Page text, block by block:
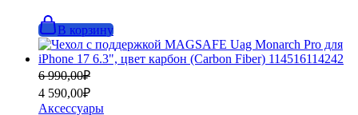
В корзину
6 990,00₽
Первоначальная
цена
составляла
4 590,00₽
Текущая
цена:
4
Аксессуары